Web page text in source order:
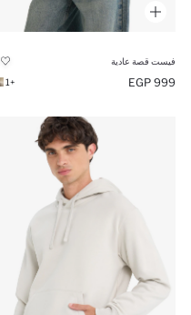
فيست قصة عادية
999 EGP
+1